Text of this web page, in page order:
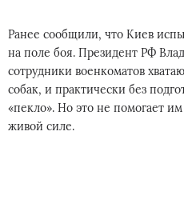
Ранее сообщили, что Киев
на поле боя. Президент РФ
сотрудники военкоматов
собак, и практически без
«пекло». Но это не помогает
живой силе.